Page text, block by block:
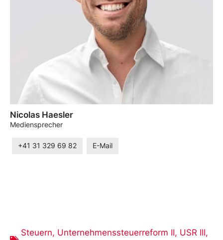
Nicolas Haesler
Mediensprecher
+41 31 329 69 82 E-Mail
Steuern, Unternehmenssteuerreform II, USR III,